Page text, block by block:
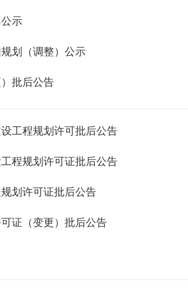
示
划（调整）公示
批后公告
工程规划许可批后公告
程规划许可证批后公告
划许可证批后公告
证（变更）批后公告